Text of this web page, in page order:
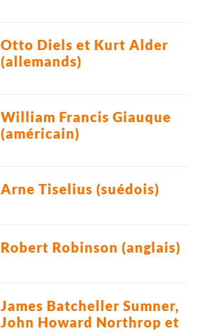
Otto Diels et Kurt Alder
(allemands)
William Francis Giauque
(américain)
Arne Tiselius (suédois)
Robert Robinson (anglais)
James Batcheller Sumner,
John Howard Northrop et